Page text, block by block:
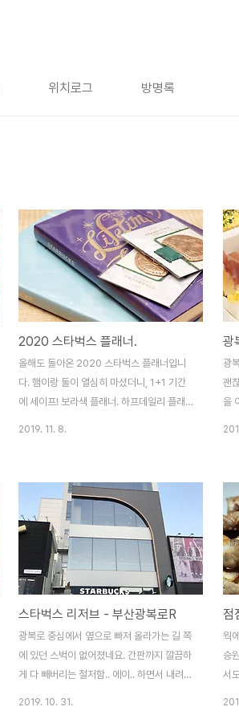
위치로그 방명록
2020 스타벅스 플래너.
올해도 돌아온 2020 스타벅스 플래너입니
다. 햄이랑 둘이 열심히 마셨더니, 1+1 기간
에 세이프! 보라색 플래너. 하프데일리 플래
가 포함된게 특이하네요. 플래너는 다시 몰스
킨. 쿠폰 3종이 포함되어 있습니다. 작년 월
요일 쿠폰이 라떼 쿠폰으로 바뀌었네요. 라떼
별론데.. -_-; 아무튼, 이번에도 다 쓰는걸 목
표로!!!! 하늘색 라이트 블루. 증정용은 하늘색
과 그린 두종류입니다. 깔끔합니다. 예전 플
래너들과 비슷한 사이즈. 위클리 형태로 내지
가 구성되어 있습니다. 라이트 블루는 점선/
무지 페이지가 많은게 특징. 그린 컬러는 대
부분..
2019. 11. 8.
광
광
괜
을
양
진
피
했
먹
니
좀
에
천.
한 ..
스타벅스 리저브 - 부산광복로R
광복로 중심에서 옆으로 빠져 올라가는 길 쪽
에 있던 스벅이 없어졌네요. 간판까지 깔끔하
게 다 빼버리는 철저함.. 에이.. 하면서 내려오
2019. 10. 31.
점
웍
승
서